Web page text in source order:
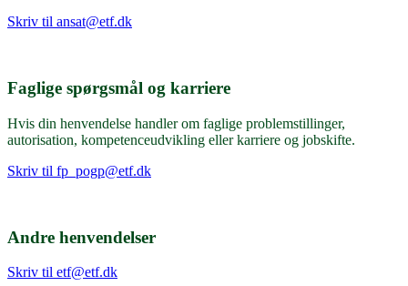
Skriv til ansat@etf.dk
Faglige spørgsmål og karriere
Hvis din henvendelse handler om faglige problemstillinger,
autorisation, kompetenceudvikling eller karriere og jobskifte.
Skriv til fp_pogp@etf.dk
Andre henvendelser
Skriv til etf@etf.dk